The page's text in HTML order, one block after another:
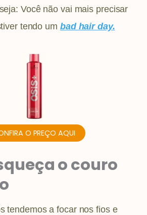
Você não vai mais precisar
tendo um bad hair day.
O PREÇO AQUI
o couro
tendemos a focar nos fios e